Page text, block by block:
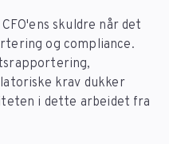
skuldre når det
og compliance.
krav dukker
i dette arbeidet fra